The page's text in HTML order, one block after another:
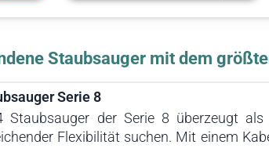
Staubsauger mit dem
Serie 8
Staubsauger der Serie 8 überzeugt
Flexibilität suchen. Mit einem